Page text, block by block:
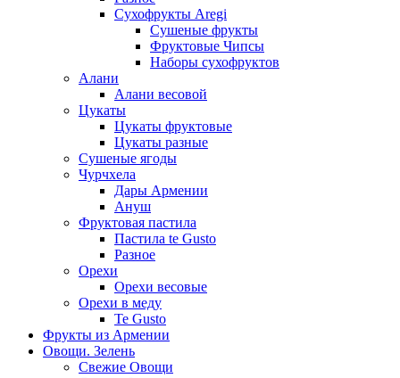
Сухофрукты Aregi
Сушеные фрукты
Фруктовые Чипсы
Наборы сухофруктов
Алани
Алани весовой
Цукаты
Цукаты фруктовые
Цукаты разные
Сушеные ягоды
Чурчхела
Дары Армении
Ануш
Фруктовая пастила
Пастила te Gusto
Разное
Орехи
Орехи весовые
Орехи в меду
Te Gusto
Фрукты из Армении
Овощи. Зелень
Свежие Овощи